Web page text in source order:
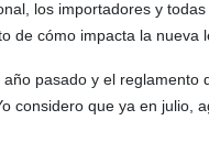
los importadores y
de cómo impacta la nueva
pasado y el reglamento
considero que ya en julio,